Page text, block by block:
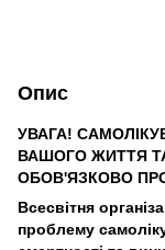
Опис
УВАГА!
ВАШОГО ЖИТТЯ
ОБОВ'ЯЗКОВО
Всесвітня
проблему